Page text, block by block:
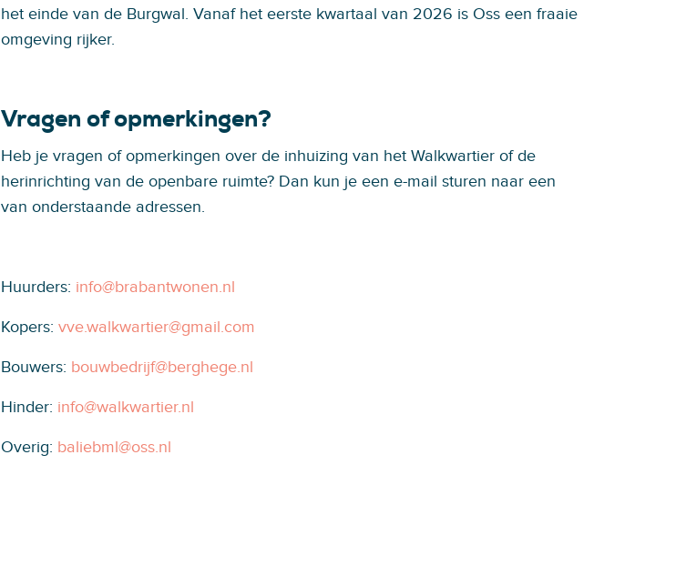
het einde van de Burgwal. Vanaf het eerste kwartaal van 2026 is Oss een fraaie
omgeving rijker.
Vragen of opmerkingen?
Heb je vragen of opmerkingen over de inhuizing van het Walkwartier of de
herinrichting van de openbare ruimte? Dan kun je een e-mail sturen naar een
van onderstaande adressen.
Huurders: info@brabantwonen.nl
Kopers: vve.walkwartier@gmail.com
Bouwers: bouwbedrijf@berghege.nl
Hinder: info@walkwartier.nl
Overig: baliebml@oss.nl